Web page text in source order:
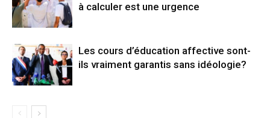
à calculer est une urgence
Les cours d’éducation affective sont-
ils vraiment garantis sans idéologie?